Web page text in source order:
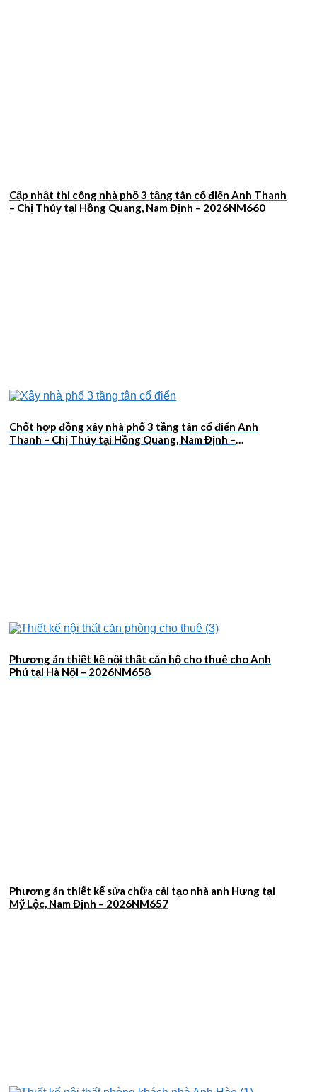
Cập nhật thi công nhà phố 3 tầng tân cổ điển Anh Thanh
– Chị Thúy tại Hồng Quang, Nam Định – 2026NM660
Chốt hợp đồng xây nhà phố 3 tầng tân cổ điển Anh
Thanh – Chị Thúy tại Hồng Quang, Nam Định –
Phương án thiết kế nội thất căn hộ cho thuê cho Anh
Phú tại Hà Nội – 2026NM658
Phương án thiết kế sửa chữa cải tạo nhà anh Hưng tại
Mỹ Lộc, Nam Định – 2026NM657